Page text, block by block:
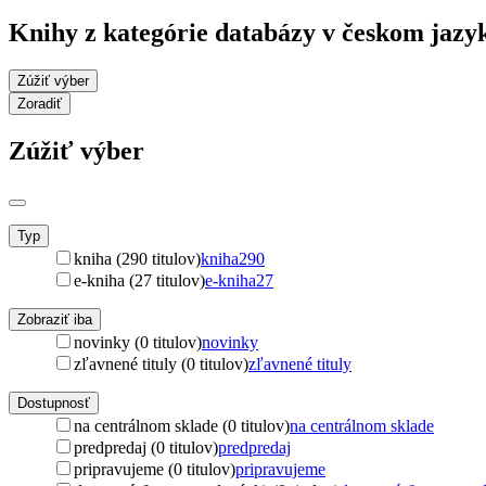
Knihy z kategórie databázy v českom
Zúžiť výber
Zoradiť
Zúžiť výber
Typ
kniha (290 titulov)kniha290
e-kniha (27 titulov)e-kniha27
Zobraziť iba
novinky (0 titulov)novinky
zľavnené tituly (0 titulov)zľavnené tituly
Dostupnosť
na centrálnom sklade (0 titulov)na centrálnom sklade
predpredaj (0 titulov)predpredaj
pripravujeme (0 titulov)pripravujeme